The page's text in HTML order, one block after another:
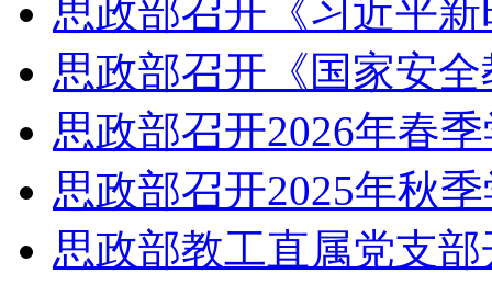
思政部召开《习近平
思政部召开《国家安
思政部召开2026年春
思政部召开2025年秋
思政部教工直属党支